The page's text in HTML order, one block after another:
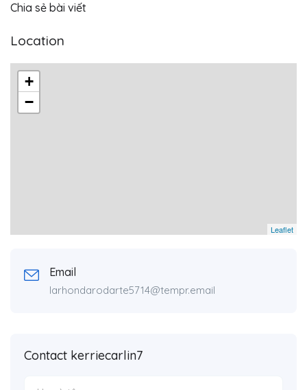
Chia sẻ bài viết
Location
+
−
Leaflet
Email
larhondarodarte5714@tempr.email
Contact kerriecarlin7